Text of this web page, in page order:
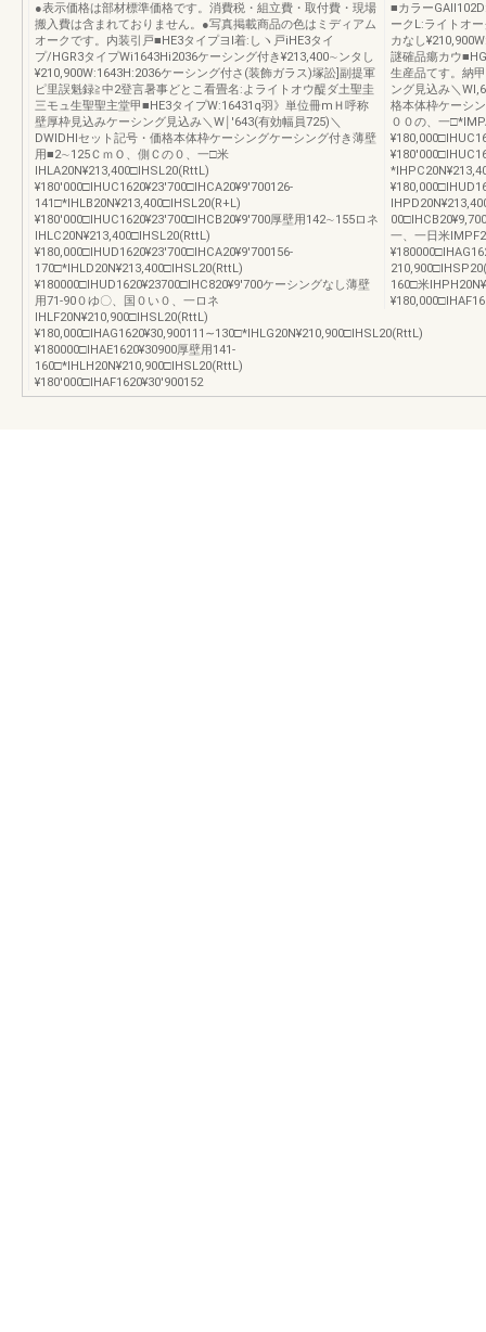
●表示価格は部材標準価格です。消費税・組立費・取付費・現場
搬入費は含まれておりません。●写真掲載商品の色はミディアム
オークです。内装引戸■HE3タイプヨl着:しヽ戸iHE3タイ
プ/HGR3タイプWi1643Hi2036ケーシング付き¥213,400∼ンタし
¥210,900W:1643H:2036ケーシング付さ(装飾ガラス)塚訟]副提軍
ピ里誤魁録≧中2登言暑事どとこ看畳名:よライトオウ醍ダ土聖圭
三モュ生聖聖主堂甲■HE3タイプW:16431q羽》単位冊mＨ呼称
壁厚枠見込みケーシング見込み＼W￨′643(有効幅員725)＼
DWIDHIセット記号・価格本体枠ケーシングケーシング付き薄壁
用■2∼125ＣｍＯ、側Ｃの０、一□米
IHLA20N¥213,400□IHSL20(RttL)
¥180′000□IHUC1620¥23′700□IHCA20¥9′700126-
141□*IHLB20N¥213,400□IHSL20(R+L)
¥180′000□IHUC1620¥23′700□IHCB20¥9′700厚壁用142∼155ロネ
IHLC20N¥213,400□IHSL20(RttL)
¥180,000□IHUD1620¥23′700□IHCA20¥9′700156-
170□*IHLD20N¥213,400□IHSL20(RttL)
¥180000□IHUD1620¥23700□IHC820¥9′700ケーシングなし薄壁
用71-90０ゆ〇、国０い０、一ロネ
IHLF20N¥210,900□IHSL20(RttL)
¥180,000□IHAG1620¥30,900111∼130□*IHLG20N¥210,900□IHSL20(RttL)
¥180000□IHAE1620¥30900厚壁用141-
160□*IHLH20N¥210,900□IHSL20(RttL)
¥180′000□IHAF1620¥30′900152
■カラー
ークL:ライトオ
カなし
謎確品瘍カウ
生産品てす。納
ング見込み＼
格本体枠ケーシ
００の、一
一、一日米
160□米